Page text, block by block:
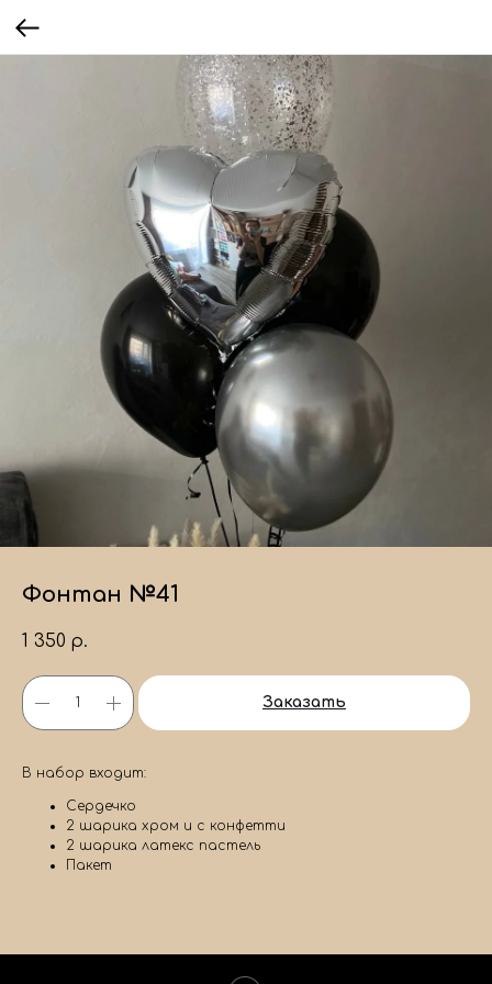
Фонтан №41
1 350 р.
Заказать
В набор входит:
Сердечко
2 шарика хром и с конфетти
2 шарика латекс пастель
Пакет